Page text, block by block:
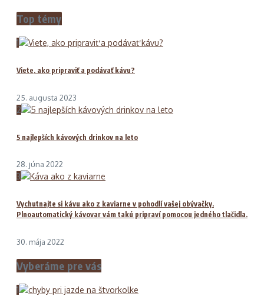
Top témy
1
Viete, ako pripraviť a podávať kávu?
25. augusta 2023
2
5 najlepších kávových drinkov na leto
28. júna 2022
3
Vychutnajte si kávu ako z kaviarne v pohodlí vašej obývačky.
Plnoautomatický kávovar vám takú pripraví pomocou jedného tlačidla.
30. mája 2022
Vyberáme pre vás
1